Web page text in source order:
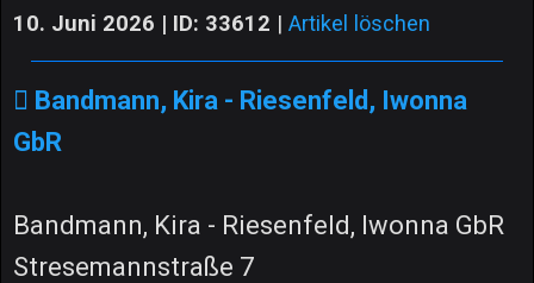
10. Juni 2026 | ID: 33612 | Artikel löschen
Bandmann, Kira - Riesenfeld, Iwonna
GbR
Bandmann, Kira - Riesenfeld, Iwonna GbR
Stresemannstraße 7